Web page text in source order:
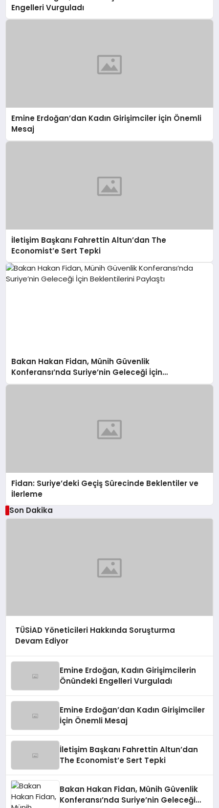
Engelleri Vurguladı
Emine Erdoğan’dan Kadın Girişimciler İçin Önemli
Mesaj
İletişim Başkanı Fahrettin Altun’dan The
Economist’e Sert Tepki
Bakan Hakan Fidan, Münih Güvenlik
Konferansı’nda Suriye’nin Geleceği İçin
Beklentilerini Paylaştı
Fidan: Suriye’deki Geçiş Sürecinde Beklentiler ve
İlerleme
Son Dakika
TÜSİAD Yöneticileri Hakkında Soruşturma
Devam Ediyor
Emine Erdoğan, Kadın Girişimcilerin
Önündeki Engelleri Vurguladı
Emine Erdoğan’dan Kadın Girişimciler
İçin Önemli Mesaj
İletişim Başkanı Fahrettin Altun’dan
The Economist’e Sert Tepki
Bakan Hakan Fidan, Münih Güvenlik
Konferansı’nda Suriye’nin Geleceği